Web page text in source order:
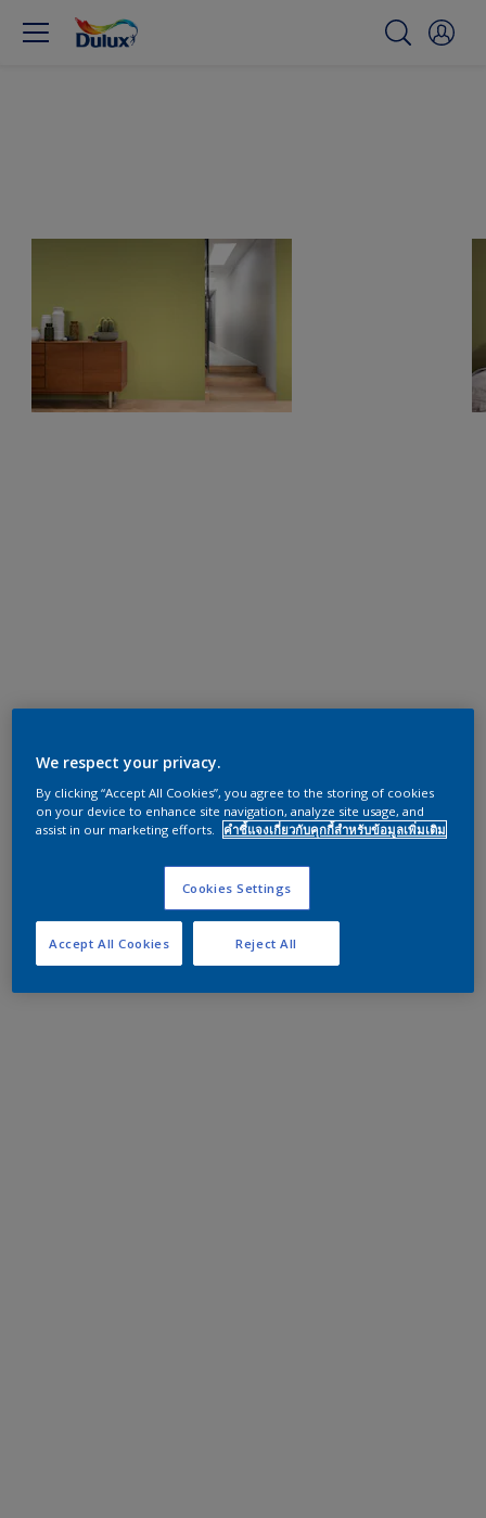
We respect your privacy.
By clicking “Accept All Cookies”, you agree to the storing of cookies
on your device to enhance site navigation, analyze site usage, and
assist in our marketing efforts.
คำชี้แจงเกี่ยวกับคุกกี้สำหรับข้อมูลเพิ่มเติม
Cookies Settings
Reject All
Accept All Cookies